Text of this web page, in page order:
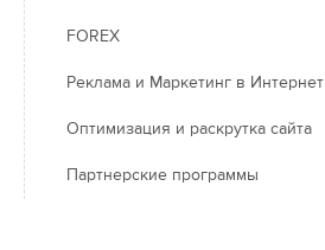
FOREX
Реклама и Маркетинг в Интернет
Оптимизация и раскрутка сайта
Партнерские программы